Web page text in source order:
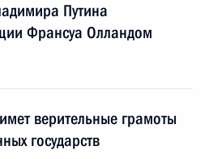
Путина
Франсуа Олландом
верительные грамоты
государств